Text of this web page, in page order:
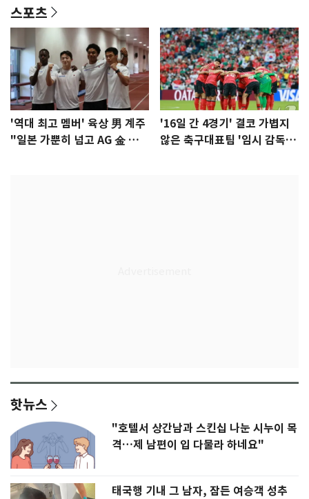
스포츠
'역대 최고 멤버' 육상 男 계주
"일본 가뿐히 넘고 AG 金 따겠
'16일 간 4경기' 결코 가볍지
않은 축구대표팀 '임시 감독'
핫뉴스
"호텔서 상간남과 스킨십 나눈 시누이 목
격…제 남편이 입 다물라 하네요"
태국행 기내 그 남자, 잠든 여승객 성추